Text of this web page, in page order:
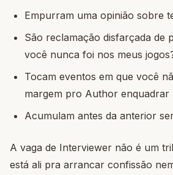
Empurram uma opinião sobre
São reclamação disfarçada de
você nunca foi nos meus
Tocam eventos em que você
margem pro Author enquadrar
Acumulam antes da anterior
A vaga de Interviewer não é um
está ali pra arrancar confissão